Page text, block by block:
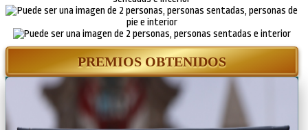
PREMIOS OBTENIDOS